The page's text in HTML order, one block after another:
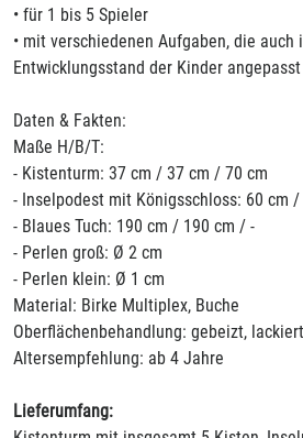
• für 1 bis 5 Spieler
• mit verschiedenen Aufgaben, die
Entwicklungsstand der Kinder
Daten & Fakten:
Maße H/B/T:
- Kistenturm: 37 cm / 37 cm / 70 cm
- Inselpodest mit Königsschloss: 60 cm
- Blaues Tuch: 190 cm / 190 cm / -
- Perlen groß: Ø 2 cm
- Perlen klein: Ø 1 cm
Material: Birke Multiplex, Buche
Oberflächenbehandlung: gebeizt, lackiert
Altersempfehlung: ab 4 Jahre
Lieferumfang: